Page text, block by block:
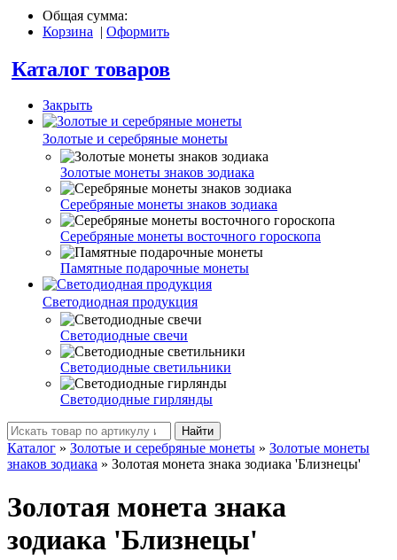
Общая сумма:
Корзина | Оформить
Каталог товаров
Закрыть
Золотые и серебряные монеты
Золотые монеты знаков зодиака
Серебряные монеты знаков зодиака
Серебряные монеты восточного гороскопа
Памятные подарочные монеты
Светодиодная продукция
Светодиодные свечи
Светодиодные светильники
Светодиодные гирлянды
Найти
Каталог » Золотые и серебряные монеты » Золотые монеты
знаков зодиака » Золотая монета знака зодиака 'Близнецы'
Золотая монета знака
зодиака 'Близнецы'